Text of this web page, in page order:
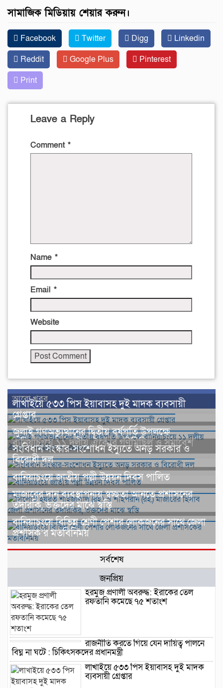
সামাজিক মিডিয়ায় শেয়ার করুন।
Facebook Twitter Digg
Linkedin
Reddit
Google Plus
Pinterest
Print
Leave a Reply
Comment *
Name *
Email *
Website
আরো খবর
লাখাইয়ে ৫৩৩ পিস ইয়াবাসহ দুই মাদক ব্যবসায়ী
গ্রেপ্তার
জুলাই গণঅভ্যুত্থানের দ্বিতীয় বর্ষপূর্তি উপলক্ষে
বানিয়াচংয়ে ১১ দলীয় ঐক্যের গণমিছিল ও সমাবেশ
সংবিধান সংস্কার-সংশোধন ইস্যুতে অনড় সরকার ও
বিরোধী দল
বানিয়াচংয়ে জাতীয় পল্লী উন্নয়ন দিবস পালিত
মাজারের দান ব্যবস্থাপনায় স্বচ্ছতা আনতে প্রশাসনের
তদারকি, ভক্তদের মাঝে স্বস্তি
বানিয়াচংয়ে বিভিন্ন শ্রেণী পেশার লোকজনের সাথে জেলা
প্রশাসক’র মতবিনিময়
সর্বশেষ
জনপ্রিয়
হরমুজ প্রণালী অবরুদ্ধ: ইরাকের তেল
রফতানি কমেছে ৭৫ শতাংশ
রাজনীতি করতে গিয়ে যেন দায়িত্ব পালনে
বিঘ্ন না ঘটে : চিকিৎসকদের প্রধানমন্ত্রী
লাখাইয়ে ৫৩৩ পিস ইয়াবাসহ দুই মাদক
ব্যবসায়ী গ্রেপ্তার